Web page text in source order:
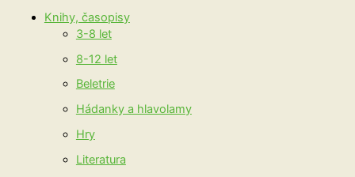
Knihy, časopisy
3-8 let
8-12 let
Beletrie
Hádanky a hlavolamy
Hry
Literatura